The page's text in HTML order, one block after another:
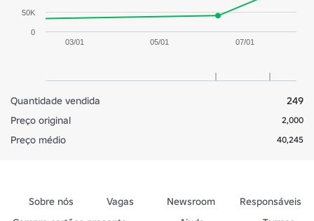
03/01 05/01 07/01
0
50K
Quantidade vendida
249
Preço original
2,000
Preço médio 40,245
Sobre nós Vagas Newsroom
Responsáveis